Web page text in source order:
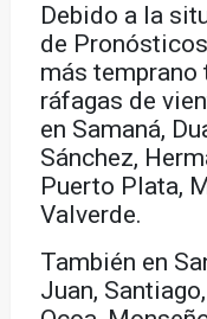
Debido a la
de
más
ráfagas de
en Samaná,
Sánchez,
Puerto Plata,
Valverde.
También en
Juan,